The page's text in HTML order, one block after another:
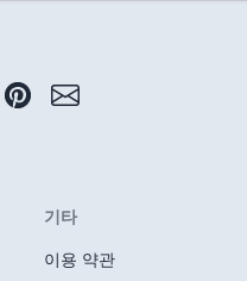
기타
이용 약관